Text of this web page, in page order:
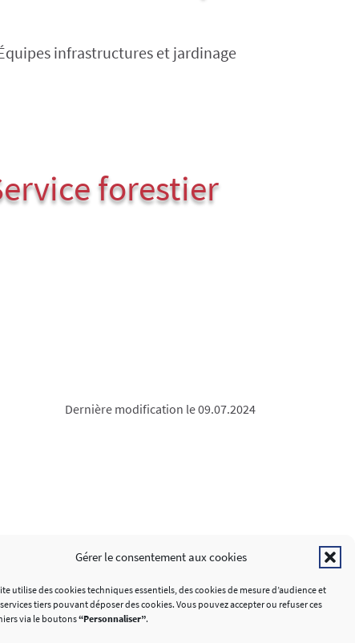
Gérer le consentement aux cookies
utilise des cookies techniques essentiels, des cookies de mesure d’audience et
tiers pouvant déposer des cookies. Vous pouvez accepter ou refuser ces
via le boutons“Personnaliser”.
infrastructures et jardinage
forestier
Dernière modification le 09.07.2024
Analytics
SUIVEZ-NOUS